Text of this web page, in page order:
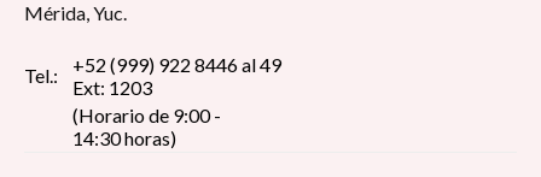
Mérida, Yuc.
Tel.:
+52 (999) 922 8446 al 49
Ext: 1203
(Horario de 9:00 -
14:30 horas)